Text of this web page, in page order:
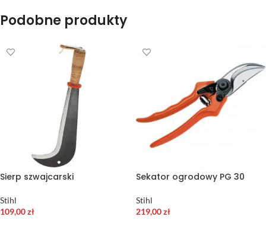
Podobne produkty
Sierp szwajcarski
Stihl
109,00zł
Sekator ogrodowy PG 30
Stihl
219,00zł